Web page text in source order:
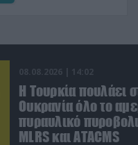
08.08.2026 | 14:02
Η Τουρκία πουλάει
Ουκρανία όλο το
πυραυλικό
MLRS και ΑΤΑCMS